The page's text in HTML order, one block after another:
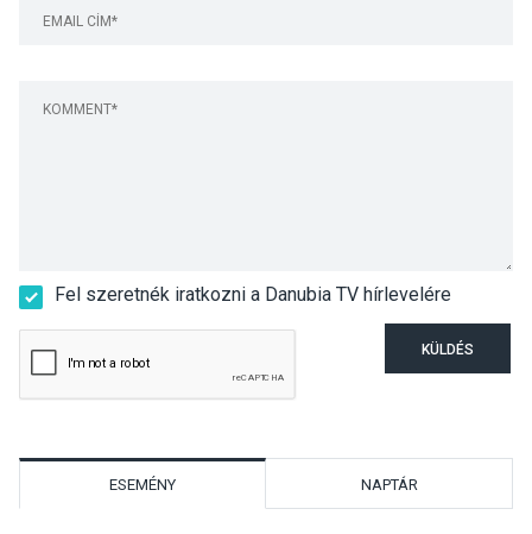
Fel szeretnék iratkozni a Danubia TV hírlevelére
KÜLDÉS
ESEMÉNY NAPTÁR